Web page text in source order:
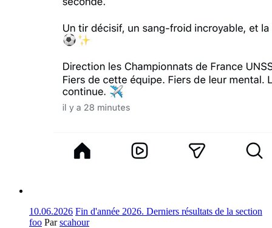
10.06.2026 Fin d'année 2026. Derniers résultats de la section
foo Parscahour